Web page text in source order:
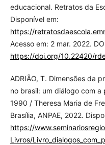
educacional. Retratos da
Disponível em:
https://
Acesso em: 2 mar. 2022.
https://doi.org/10.22420/
ADRIÃO, T. Dimensões da
no brasil: um diálogo com
1990 / Theresa Maria de
Brasília, ANPAE, 2022.
https://
Livros/